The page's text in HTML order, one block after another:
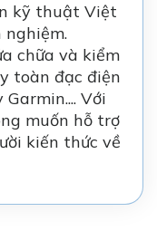
kỹ thuật Việt
nghiệm.
chữa và kiểm
toàn đạc điện
Garmin.... Với
muốn hỗ trợ
kiến thức về